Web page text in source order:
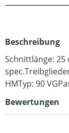
Beschreibung
Schnittlänge: 25
HMTyp: 90
Bewertungen